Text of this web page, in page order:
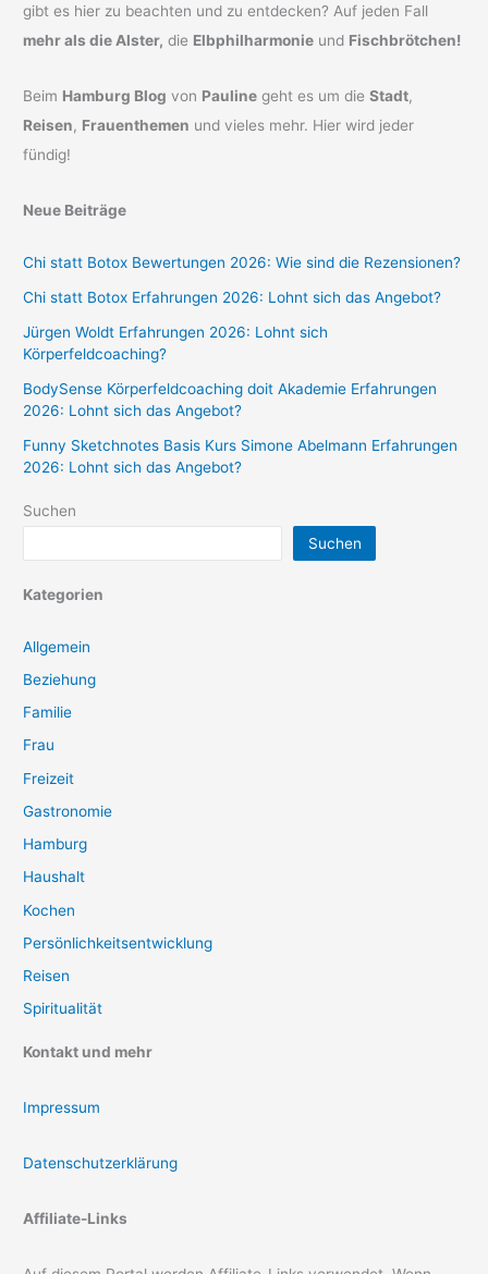
gibt es hier zu beachten und zu entdecken? Auf jeden Fall
mehr als die Alster, die Elbphilharmonie und Fischbrötchen!
Beim Hamburg Blog von Pauline geht es um dieStadt,
Reisen, Frauenthemen und vieles mehr. Hier wird jeder
fündig!
Neue Beiträge
Chi statt Botox Bewertungen 2026: Wie sind die Rezensionen?
Chi statt Botox Erfahrungen 2026: Lohnt sich das Angebot?
Jürgen Woldt Erfahrungen 2026: Lohnt sich
Körperfeldcoaching?
BodySense Körperfeldcoaching doit Akademie Erfahrungen
2026: Lohnt sich das Angebot?
Funny Sketchnotes Basis Kurs Simone Abelmann Erfahrungen
2026: Lohnt sich das Angebot?
Suchen
Suchen
Kategorien
Allgemein
Beziehung
Familie
Frau
Freizeit
Gastronomie
Hamburg
Haushalt
Kochen
Persönlichkeitsentwicklung
Reisen
Spiritualität
Kontakt und mehr
Impressum
Datenschutzerklärung
Affiliate-Links